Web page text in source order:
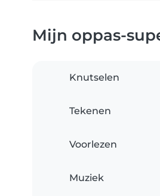
Mijn oppas-
Knutselen
Tekenen
Voorlezen
Muziek